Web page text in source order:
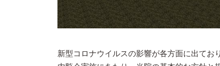
新型コロナウイルスの影響が各方面に出てお